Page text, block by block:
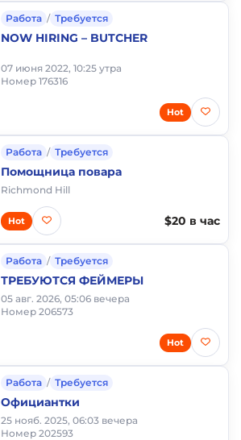
Работа / Требуется
NOW HIRING – BUTCHER
07 июня 2022, 10:25 утра
Номер 176316
Hot
Работа / Требуется
Помощница повара
Richmond Hill
$20 в час
Hot
Работа / Требуется
ТРЕБУЮТСЯ ФЕЙМЕРЫ
05 авг. 2026, 05:06 вечера
Номер 206573
Hot
Работа / Требуется
Официантки
25 нояб. 2025, 06:03 вечера
Номер 202593